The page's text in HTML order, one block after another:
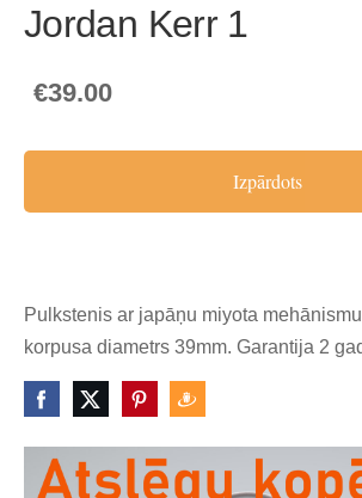
Jordan Kerr 1
€39.00
Izpārdots
Pulkstenis ar japāņu miyota
korpusa diametrs 39mm. Garantija 2